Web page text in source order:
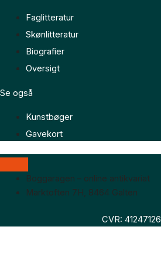
Faglitteratur
Skønlitteratur
Biografier
Oversigt
Se også
Kunstbøger
Gavekort
Boggaragen – online antikvariat
Marktoften 7H, 8464 Galten
CVR: 41247126